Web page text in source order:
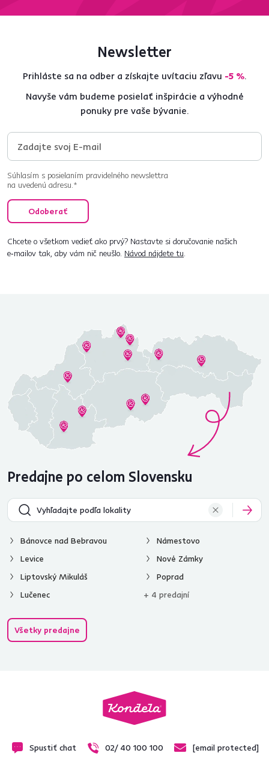
Newsletter
Prihláste sa na odber a získajte uvítaciu zľavu -5 %.
Navyše vám budeme posielať inšpirácie a výhodné
ponuky pre vaše bývanie.
Súhlasím s posielaním pravidelného newslettra
na uvedenú adresu.*
Odoberať
Chcete o všetkom vedieť ako prvý? Nastavte si doručovanie našich
e‑mailov tak, aby vám nič neušlo. Návod nájdete tu.
Predajne po celom Slovensku
Bánovce nad Bebravou
Levice
Liptovský Mikuláš
Lučenec
Námestovo
Nové Zámky
Poprad
+ 4 predajní
Všetky predajne
Spustiť chat 02/ 40 100 100 [email protected]